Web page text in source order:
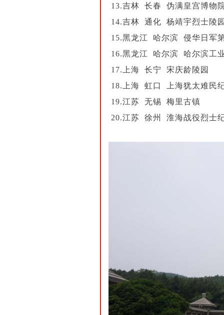
13.吉林 长春 伪满皇宫博物
14.吉林 通化 杨靖宇烈士陵
15.黑龙江 哈尔滨 侵华日军
16.黑龙江 哈尔滨 哈尔滨工
17.上海 长宁 宋庆龄陵园
18.上海 虹口 上海犹太难民
19.江苏 无锡 梅里古镇
20.江苏 徐州 淮海战役烈士